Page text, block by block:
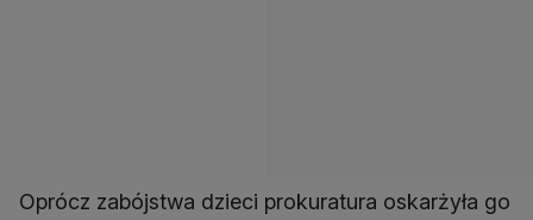
Oprócz zabójstwa dzieci prokuratura oskarżyła go